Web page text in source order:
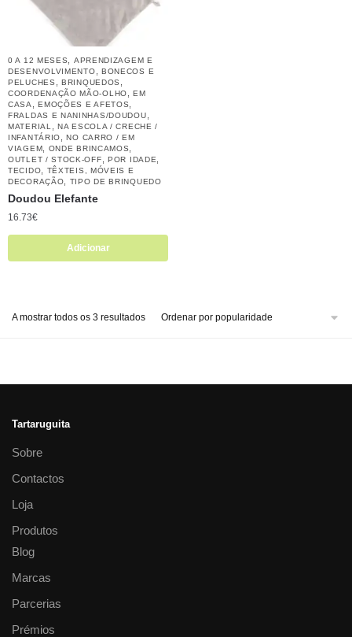
0 A 12 MESES
APRENDIZAGEM E
DESENVOLVIMENTO
BONECOS E
PELUCHES
,BRINQUEDOS
COORDENAÇÃO MÃO-OLHO ,EM
CASA
,EMOÇÕES E AFETOS
FRALDAS E NANINHAS/DOUDOU
MATERIAL ,NA ESCOLA / CRECHE /
INFANTÁRIO
,NO CARRO / EM
VIAGEM
ONDE BRINCAMOS
OUTLET / STOCK-OFF ,POR IDADE
TECIDO
TÊXTEIS, MÓVEIS E
DECORAÇÃO
TIPO DE BRINQUEDO
Doudou Elefante
16.73€
Adicionar
A mostrar todos os 3 resultados
Tartaruguita
Sobre
Contactos
Loja
Produtos
Blog
Marcas
Parcerias
Prémios